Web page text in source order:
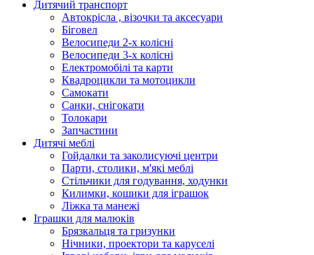
Дитячий транспорт
Автокрісла , візочки та аксесуари
Біговел
Велосипеди 2-х колісні
Велосипеди 3-х колісні
Електромобілі та карти
Квадроцикли та мотоцикли
Самокати
Санки, снігокати
Толокари
Запчастини
Дитячі меблі
Гойдалки та заколисуючі центри
Парти, столики, м'які меблі
Стільчики для годування, ходунки
Килимки, кошики для іграшок
Ліжка та манежі
Іграшки для малюків
Брязкальця та гризунки
Нічники, проектори та каруселі